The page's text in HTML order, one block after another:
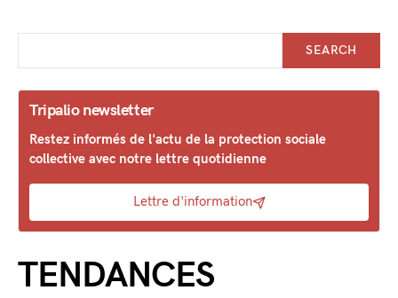
SEARCH
Tripalio newsletter
Restez informés de l'actu de la protection sociale
collective avec notre lettre quotidienne
Lettre d'information
TENDANCES